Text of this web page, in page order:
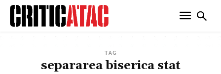
TAG
separarea biserica stat